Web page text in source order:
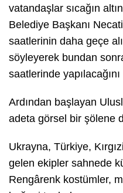
vatandaşlar sıcağın
Belediye Başkanı
saatlerinin daha geçe
söyleyerek bundan
saatlerinde
Ardından başlayan
adeta görsel bir şölene
Ukrayna, Türkiye,
gelen ekipler sahnede
Rengârenk kostümler,